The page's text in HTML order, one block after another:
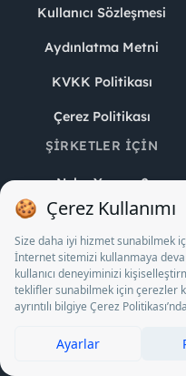
Kullanıcı Sözleşmesi
Aydınlatma Metni
KVKK Politikası
Çerez Politikası
ŞIRKETLER İÇIN
Neler Yaparız?
Kurumsal Giriş
Ücretsiz Kayıt Ol
İK Blog
Youth Awards